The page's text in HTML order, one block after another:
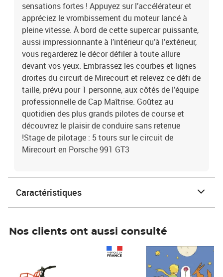
sensations fortes ! Appuyez sur l’accélérateur et
appréciez le vrombissement du moteur lancé à
pleine vitesse. À bord de cette supercar puissante,
aussi impressionnante à l’intérieur qu’à l’extérieur,
vous regarderez le décor défiler à toute allure
devant vos yeux. Embrassez les courbes et lignes
droites du circuit de Mirecourt et relevez ce défi de
taille, prévu pour 1 personne, aux côtés de l’équipe
professionnelle de Cap Maîtrise. Goûtez au
quotidien des plus grands pilotes de course et
découvrez le plaisir de conduire sans retenue
!Stage de pilotage : 5 tours sur le circuit de
Mirecourt en Porsche 991 GT3
Caractéristiques
Nos clients ont aussi consulté
Prix 7,50€